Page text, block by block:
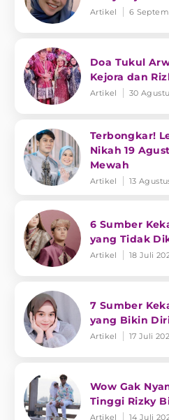
Artikel 6
Doa Tukul
Kejora dan
Artikel 30
Terbongkar!
Nikah 19
Mewah
Artikel 13
6 Sumber
yang Tidak
Artikel 18 Juli
7 Sumber
yang Bikin
Artikel 17 Juli
Wow Gak
Tinggi Rizky
Artikel 14 Juli